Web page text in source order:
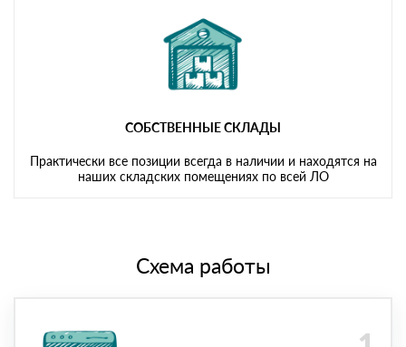
СОБСТВЕННЫЕ СКЛАДЫ
Практически все позиции всегда в наличии и находятся на
наших складских помещениях по всей ЛО
Схема работы